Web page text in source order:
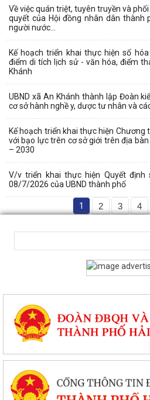
Về việc quán triệt, tuyên truyền và
quyết của Hội đồng nhân dân thành
người nước...
Kế hoạch triển khai thực hiện số
điểm di tích lịch sử - văn hóa, điểm
Khánh
UBND xã An Khánh thành lập Đoàn
cơ sở hành nghề y, dược tư nhân và
Kế hoạch triển khai thực hiện
với bạo lực trên cơ sở giới trên địa
– 2030
V/v triển khai thực hiện Quyết định
08/7/2026 của UBND thành phố
1 2 3 4